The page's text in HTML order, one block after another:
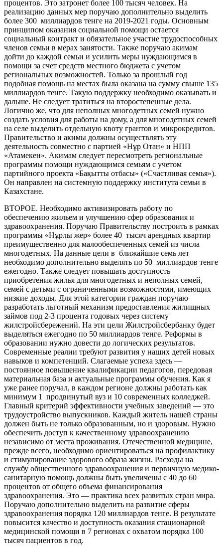
процентов. Это затронет более 100 тысяч человек. На
реализацию данных мер поручаю дополнительно выделить
более 300 миллиардов тенге на 2019-2021 годы. Основным
принципом оказания социальной помощи остается
социальный контракт и обязательное участие трудоспособных
членов семьи в мерах занятости. Также поручаю акимам
дойти до каждой семьи и усилить меры нуждающимся в
помощи за счет средств местного бюджета с учетом
региональных возможностей. Только за прошлый год
подобная помощь на местах была оказана на сумму свыше 135
миллиардов тенге. Такую поддержку необходимо оказывать и
дальше. Не следует тратиться на второстепенные дела.
Логично же, что для неполных многодетных семей нужно
создать условия для работы на дому, а для многодетных семей
на селе выделить отдельную квоту грантов и микрокредитов.
Правительство и акимы должны осуществлять эту
деятельность совместно с партией «Нұр Отан» и НПП
«Атамекен». Акимам следует пересмотреть региональные
программы помощи нуждающимся семьям с учетом
партийного проекта «Бақытты отбасы» («Счастливая семья»).
Он направлен на системную поддержку института семьи в
Казахстане.
ВТОРОЕ. Необходимо активизировать работу по
обеспечению жильем и улучшению сфер образования и
здравоохранения. Поручаю Правительству построить в рамках
программы «Нұрлы жер» более 40 тысяч арендных квартир
преимущественно для малообеспеченных семей из числа
многодетных. На данные цели в ближайшие семь лет
необходимо дополнительно выделять по 50 миллиардов тенге
ежегодно. Также следует повышать доступность
приобретения жилья для многодетных и неполных семей,
семей с детьми с ограниченными возможностями, имеющих
низкие доходы. Для этой категории граждан поручаю
разработать льготный механизм предоставления жилищных
займов под 2-3 процента годовых через систему
жилстройсбережений. На эти цели Жилстройсбербанку будет
выделяться ежегодно по 50 миллиардов тенге. Реформы в
образовании нужно довести до логических результатов.
Современные реалии требуют развития у наших детей новых
навыков и компетенций. Слагаемые успеха здесь —
постоянное повышение квалификации педагогов, передовая
материальная база и актуальные программы обучения. Как я
уже ранее поручал, в каждом регионе должны работать как
минимум 1 продвинутый вуз и 10 современных колледжей.
Главный критерий эффективности учебных заведений — это
трудоустройство выпускников. Каждый житель нашей страны
должен быть не только образованным, но и здоровым. Нужно
обеспечить доступ к качественному здравоохранению
независимо от места проживания. Отечественной медицине,
прежде всего, необходимо ориентироваться на профилактику
и стимулирование здорового образа жизни. Расходы на
службу общественного здравоохранения и первичную медико-
санитарную помощь должны быть увеличены с 40 до 60
процентов от общего объема финансирования
здравоохранения. Это — практика всех развитых стран мира.
Поручаю дополнительно выделить на развитие сферы
здравоохранения порядка 120 миллиардов тенге. В результате
повысится качество и доступность оказания стационарной
медицинской помощи в 7 регионах с охватом порядка 100
тысяч пациентов в год.